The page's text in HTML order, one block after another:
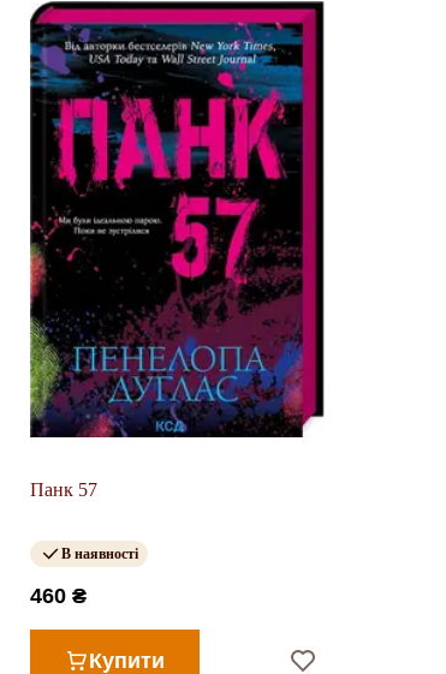
Панк 57
В наявності
460 ₴
Купити